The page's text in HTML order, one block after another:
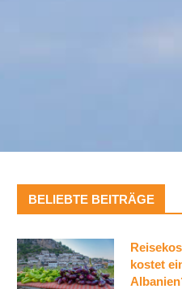
BELIEBTE BEITRÄGE
kostet